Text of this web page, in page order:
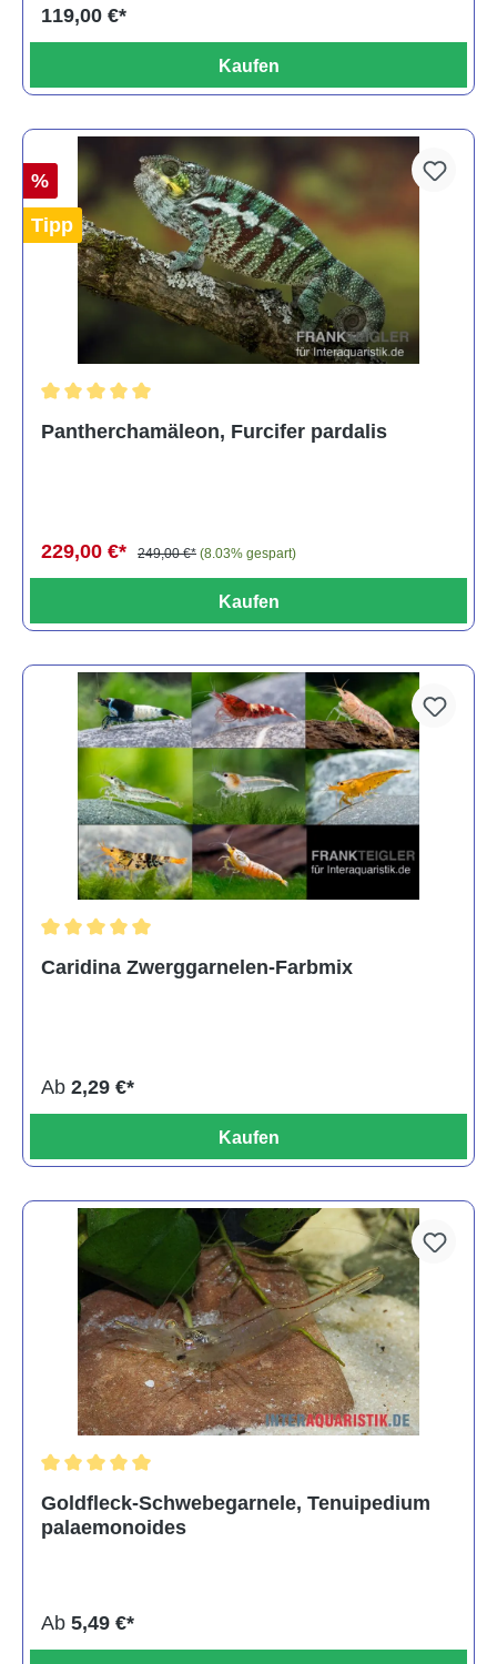
119,00 €*
Kaufen
%
Tipp
Pantherchamäleon, Furcifer pardalis
229,00 €* 249,00 €* (8.03% gespart)
Kaufen
Caridina Zwerggarnelen-Farbmix
Ab 2,29 €*
Kaufen
Goldfleck-Schwebegarnele, Tenuipedium
palaemonoides
Ab 5,49 €*